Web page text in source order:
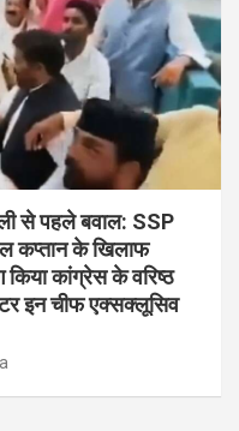
से पहले बवाल: SSP
कप्तान के खिलाफ
कांग्रेस के वरिष्ठ
इन चीफ एक्सक्लूसिव